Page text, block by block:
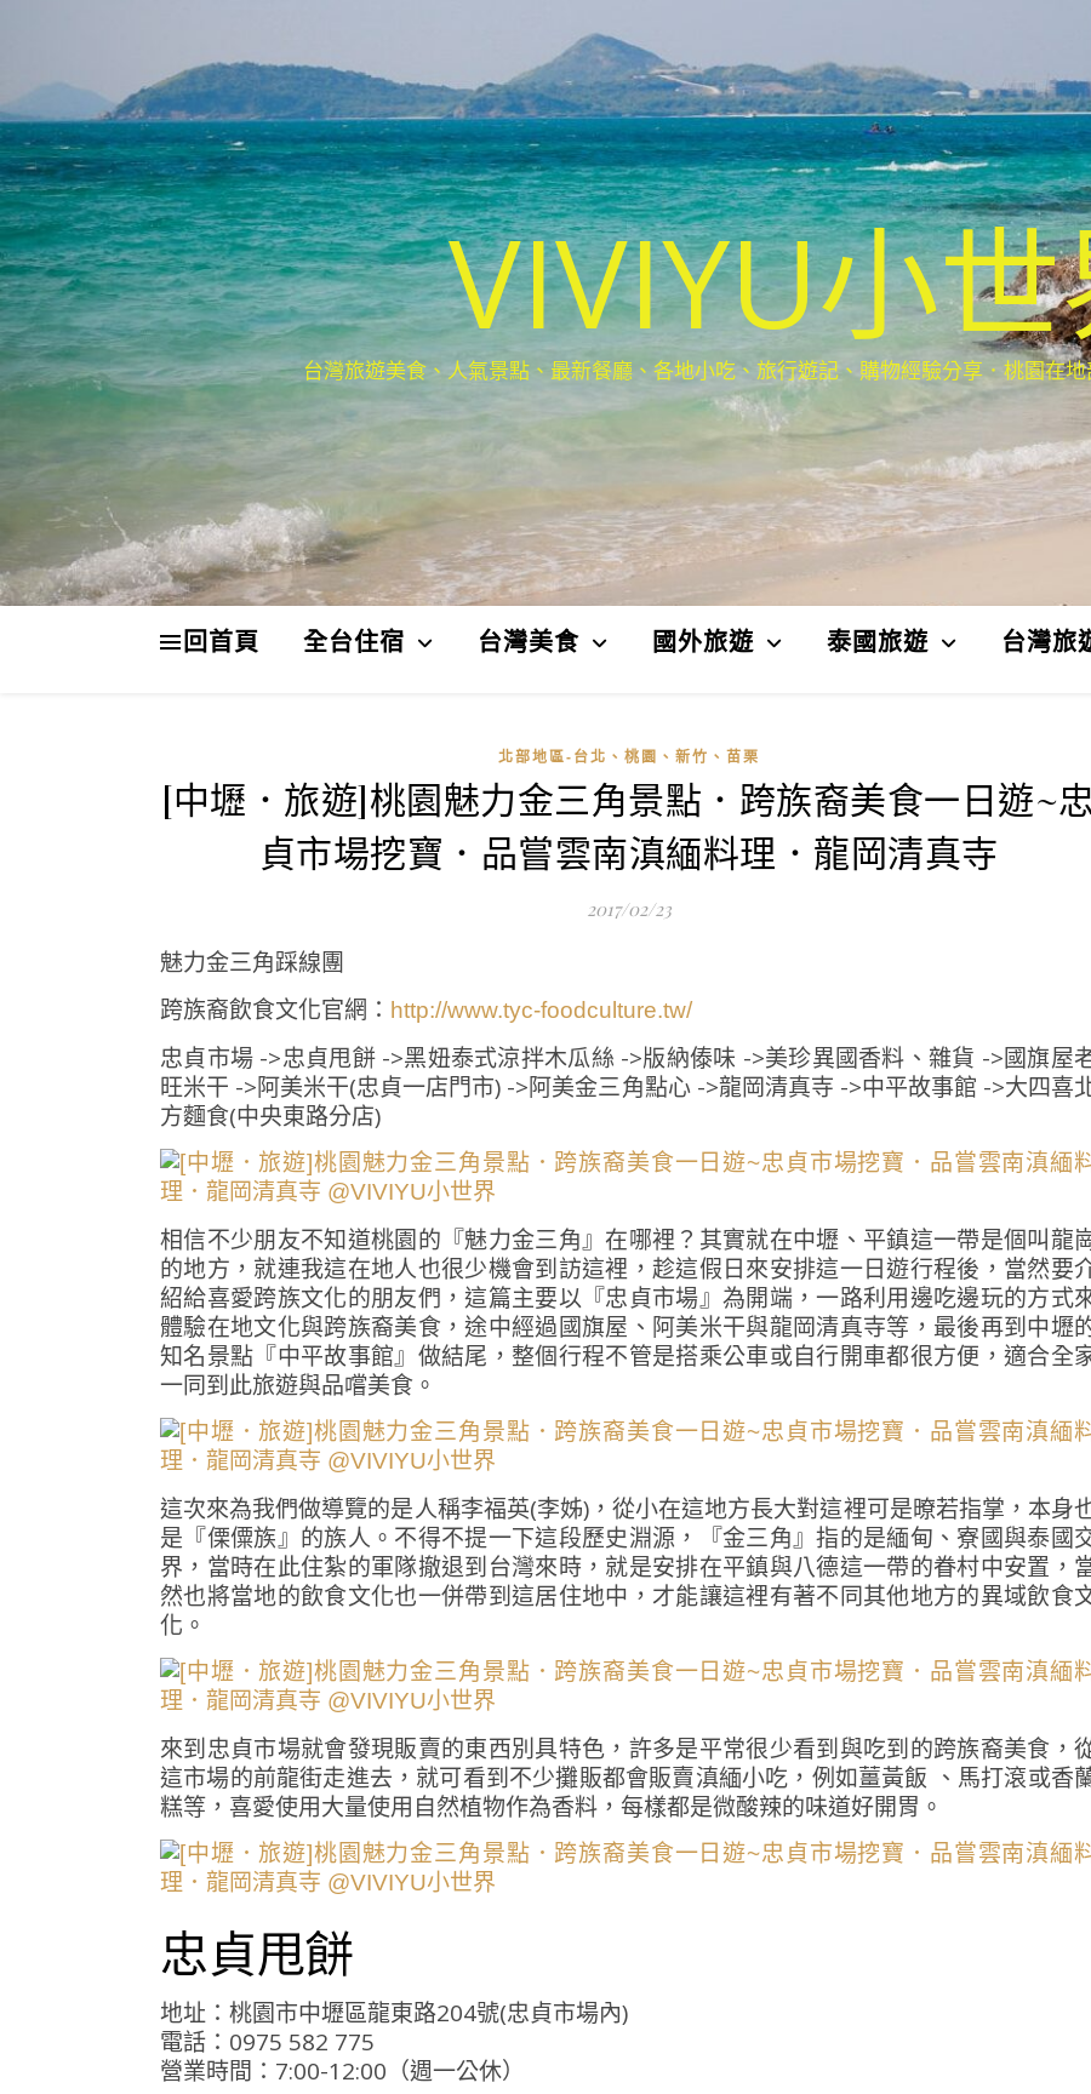
VIVIYU小
台灣旅遊美食、人氣景點、最新餐廳、各地小吃、旅行遊記、購物經驗分享．桃園在
回首頁 全台住宿 台灣美食 國外旅遊 泰國旅遊 台灣旅
北部地區-台北、桃園、新竹、苗栗
[中壢．旅遊]桃園魅力金三角景點．跨族裔美食一日遊~
貞市場挖寶．品嘗雲南滇緬料理．龍岡清真寺
2017/02/23
魅力金三角踩線團
跨族裔飲食文化官網： http://www.tyc-foodculture.tw/
忠貞市場 ->忠貞甩餅 ->黑妞泰式涼拌木瓜絲 ->版納傣味 ->美珍異國香料、雜貨 ->國旗屋
旺米干 ->阿美米干(忠貞一店門市) ->阿美金三角點心 ->龍岡清真寺 ->中平故事館 ->大四喜
方麵食(中央東路分店)
相信不少朋友不知道桃園的『魅力金三角』在哪裡？其實就在中壢、平鎮這一帶是個叫龍
的地方，就連我這在地人也很少機會到訪這裡，趁這假日來安排這一日遊行程後，當然要
紹給喜愛跨族文化的朋友們，這篇主要以『忠貞市場』為開端，一路利用邊吃邊玩的方式
體驗在地文化與跨族裔美食，途中經過國旗屋、阿美米干與龍岡清真寺等，最後再到中壢
知名景點『中平故事館』做結尾，整個行程不管是搭乘公車或自行開車都很方便，適合全
一同到此旅遊與品嚐美食。
這次來為我們做導覽的是人稱李福英(李姊)，從小在這地方長大對這裡可是暸若指掌，本身
是『傈僳族』的族人。不得不提一下這段歷史淵源，『金三角』指的是緬甸、寮國與泰國
界，當時在此住紮的軍隊撤退到台灣來時，就是安排在平鎮與八德這一帶的眷村中安置，
然也將當地的飲食文化也一併帶到這居住地中，才能讓這裡有著不同其他地方的異域飲食
化。
來到忠貞市場就會發現販賣的東西別具特色，許多是平常很少看到與吃到的跨族裔美食，
這市場的前龍街走進去，就可看到不少攤販都會販賣滇緬小吃，例如薑黃飯 、馬打滾或香
糕等，喜愛使用大量使用自然植物作為香料，每樣都是微酸辣的味道好開胃。
忠貞甩餅
地址：桃園市中壢區龍東路204號(忠貞市場內)
電話：0975 582 775
營業時間：7:00-12:00（週一公休）